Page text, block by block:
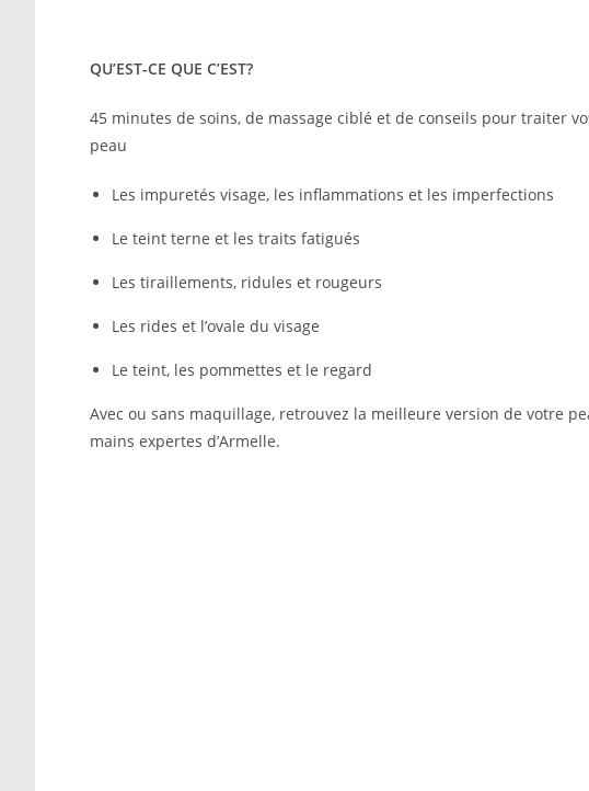
QU’EST-CE QUE C’EST?
45 minutes de soins, de massage ciblé et de conseils pour traiter
peau
Les impuretés visage, les inflammations et les imperfections
Le teint terne et les traits fatigués
Les tiraillements, ridules et rougeurs
Les rides et l’ovale du visage
Le teint, les pommettes et le regard
Avec ou sans maquillage, retrouvez la meilleure version de votre
mains expertes d’Armelle.